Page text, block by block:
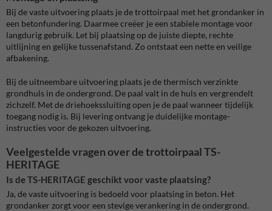
Bij de vaste uitvoering plaats je de trottoirpaal met het grondanker in
een betonfundering. Daarmee creëer je een stabiele montage voor
langdurig gebruik. Let bij plaatsing op de juiste diepte, rechte
uitlijning en gelijke tussenafstand. Zo ontstaat een nette en veilige
afbakening.
Bij de uitneembare uitvoering plaats je de thermisch verzinkte
grondhuls in de ondergrond. De paal valt in de huls en vergrendelt
zichzelf. Met de driehoekssluiting open je de paal wanneer tijdelijk
toegang nodig is. Bij levering ontvang je duidelijke montage-
instructies voor de gekozen uitvoering.
Veelgestelde vragen over de trottoirpaal TS-
HERITAGE
Is de TS-HERITAGE geschikt voor vaste plaatsing?
Ja, de vaste uitvoering is bedoeld voor plaatsing in beton. Het
grondanker zorgt voor een stevige verankering in de ondergrond.